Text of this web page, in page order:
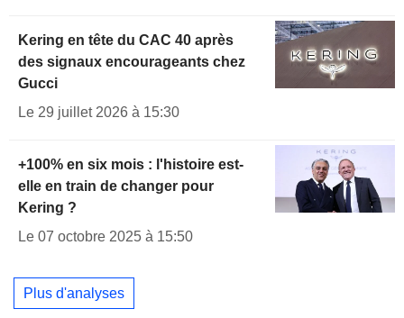
Kering en tête du CAC 40 après
des signaux encourageants chez
Gucci
Le 29 juillet 2026 à 15:30
+100% en six mois : l'histoire est-
elle en train de changer pour
Kering ?
Le 07 octobre 2025 à 15:50
Plus d'analyses